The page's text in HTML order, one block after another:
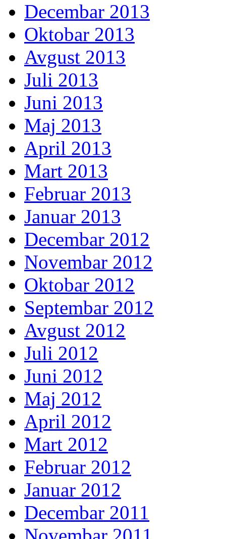
Decembar 2013
Oktobar 2013
Avgust 2013
Juli 2013
Juni 2013
Maj 2013
April 2013
Mart 2013
Februar 2013
Januar 2013
Decembar 2012
Novembar 2012
Oktobar 2012
Septembar 2012
Avgust 2012
Juli 2012
Juni 2012
Maj 2012
April 2012
Mart 2012
Februar 2012
Januar 2012
Decembar 2011